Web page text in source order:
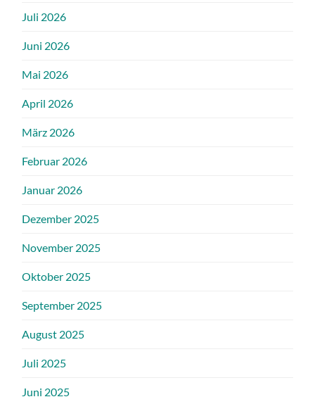
Juli 2026
Juni 2026
Mai 2026
April 2026
März 2026
Februar 2026
Januar 2026
Dezember 2025
November 2025
Oktober 2025
September 2025
August 2025
Juli 2025
Juni 2025